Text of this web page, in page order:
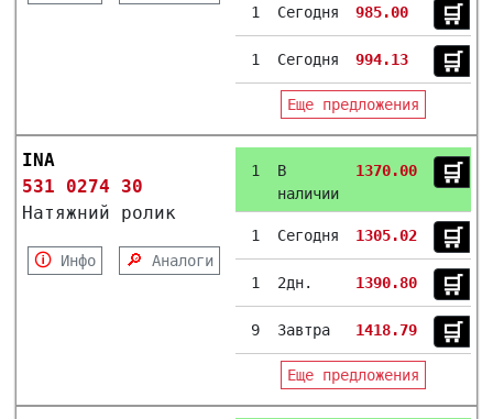
1 Сегодня 985.00 🛒︎
1 Сегодня 994.13 🛒︎
Еще предложения
INA
531 0274 30
Натяжний ролик
🛈Инфо 🔎 Аналоги
1
В
наличии
1370.00 🛒︎
1 Сегодня 1305.02 🛒︎
1 2дн. 1390.80 🛒︎
9 Завтра 1418.79 🛒︎
Еще предложения